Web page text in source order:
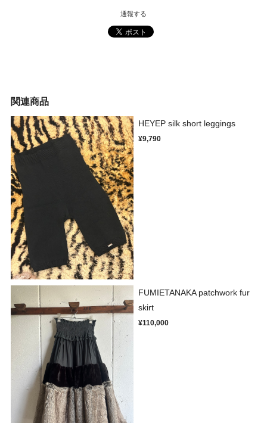
通報する
関連商品
HEYEP silk short leggings
¥9,790
FUMIETANAKA patchwork fur
skirt
¥110,000